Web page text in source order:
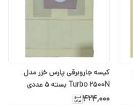
کیسه جاروبرقی پارس خزر مدل
Turbo 2500N بسته 5 عددی
مناسب جاروبرقی پارس خزر 9050
۴۲۴٬۰۰۰